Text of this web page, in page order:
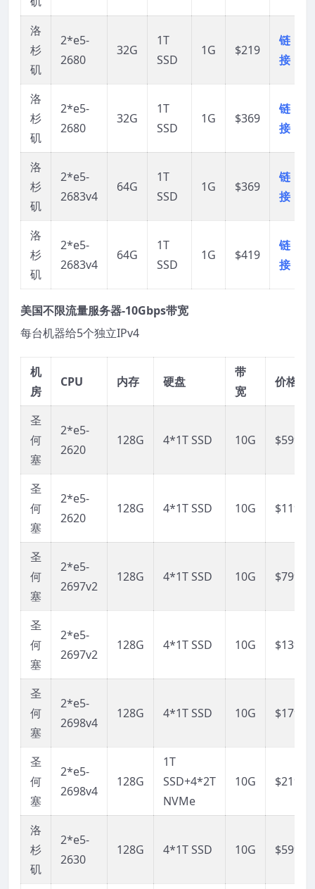
洛
杉
矶
2*e5-
2680
32G
1T
SSD
1G $219
链
接
洛
杉
矶
2*e5-
2680
32G
1T
SSD
1G $369
链
接
洛
杉
矶
2*e5-
2683v4
64G
1T
SSD
1G $369
链
接
洛
杉
矶
2*e5-
2683v4
64G
1T
SSD
1G $419
链
接
美国不限流量服务器-10Gbps带宽
每台机器给5个独立IPv4
机
房
CPU 内存 硬盘
带
宽
价格
圣
何
塞
2*e5-
2620
128G 4*1T SSD 10G $599
圣
何
塞
2*e5-
2620
128G 4*1T SSD 10G $1199
圣
何
塞
2*e5-
2697v2
128G 4*1T SSD 10G $799
圣
何
塞
2*e5-
2697v2
128G 4*1T SSD 10G $1399
圣
何
塞
2*e5-
2698v4
128G 4*1T SSD 10G $1799
圣
何
塞
2*e5-
2698v4
128G
1T
SSD+4*2T
NVMe
10G $2199
洛
杉
矶
2*e5-
2630
128G 4*1T SSD 10G $599